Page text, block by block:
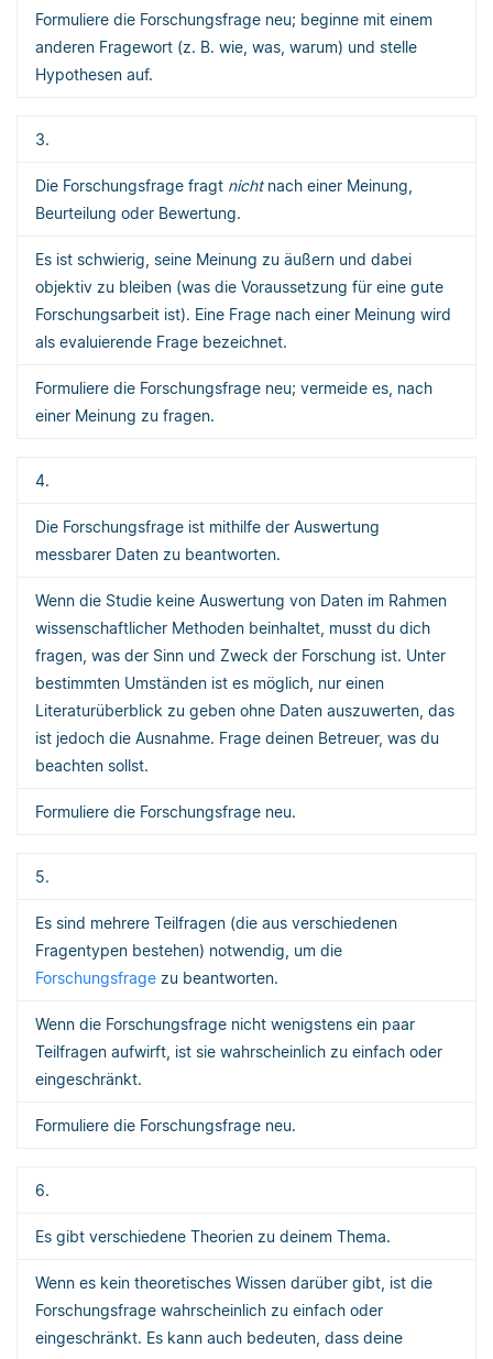
Formuliere die Forschungsfrage neu; beginne mit einem
anderen Fragewort (z. B. wie, was, warum) und stelle
Hypothesen auf.
3.
Die Forschungsfrage fragt nichtnach einer Meinung,
Beurteilung oder Bewertung.
Es ist schwierig, seine Meinung zu äußern und dabei
objektiv zu bleiben (was die Voraussetzung für eine gute
Forschungsarbeit ist). Eine Frage nach einer Meinung wird
als evaluierende Frage bezeichnet.
Formuliere die Forschungsfrage neu; vermeide es, nach
einer Meinung zu fragen.
4.
Die Forschungsfrage ist mithilfe der Auswertung
messbarer Daten zu beantworten.
Wenn die Studie keine Auswertung von Daten im Rahmen
wissenschaftlicher Methoden beinhaltet, musst du dich
fragen, was der Sinn und Zweck der Forschung ist. Unter
bestimmten Umständen ist es möglich, nur einen
Literaturüberblick zu geben ohne Daten auszuwerten, das
ist jedoch die Ausnahme. Frage deinen Betreuer, was du
beachten sollst.
Formuliere die Forschungsfrage neu.
5.
Es sind mehrere Teilfragen (die aus verschiedenen
Fragentypen bestehen) notwendig, um die
Forschungsfrage zu beantworten.
Wenn die Forschungsfrage nicht wenigstens ein paar
Teilfragen aufwirft, ist sie wahrscheinlich zu einfach oder
eingeschränkt.
Formuliere die Forschungsfrage neu.
6.
Es gibt verschiedene Theorien zu deinem Thema.
Wenn es kein theoretisches Wissen darüber gibt, ist die
Forschungsfrage wahrscheinlich zu einfach oder
eingeschränkt. Es kann auch bedeuten, dass deine